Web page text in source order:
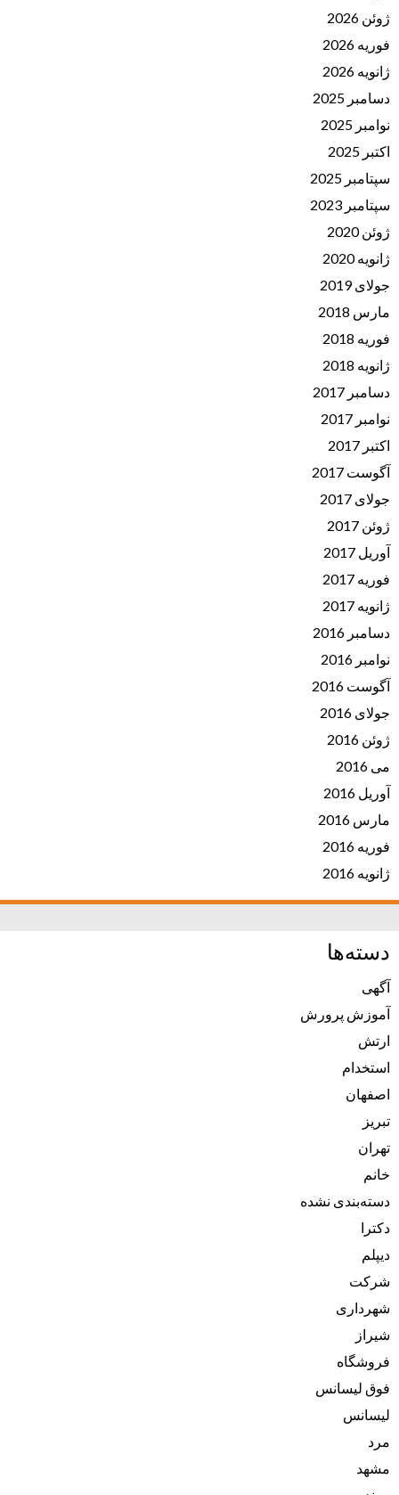
ژوئن 2026
فوریه 2026
ژانویه 2026
دسامبر 2025
نوامبر 2025
اکتبر 2025
سپتامبر 2025
سپتامبر 2023
ژوئن 2020
ژانویه 2020
جولای 2019
مارس 2018
فوریه 2018
ژانویه 2018
دسامبر 2017
نوامبر 2017
اکتبر 2017
آگوست 2017
جولای 2017
ژوئن 2017
آوریل 2017
فوریه 2017
ژانویه 2017
دسامبر 2016
نوامبر 2016
آگوست 2016
جولای 2016
ژوئن 2016
می 2016
آوریل 2016
مارس 2016
فوریه 2016
ژانویه 2016
دسته‌ها
آگهی
آموزش پرورش
ارتش
استخدام
اصفهان
تبریز
تهران
خانم
دسته‌بندی نشده
دکترا
دیپلم
شرکت
شهرداری
شیراز
فروشگاه
فوق لیسانس
لیسانس
مرد
مشهد